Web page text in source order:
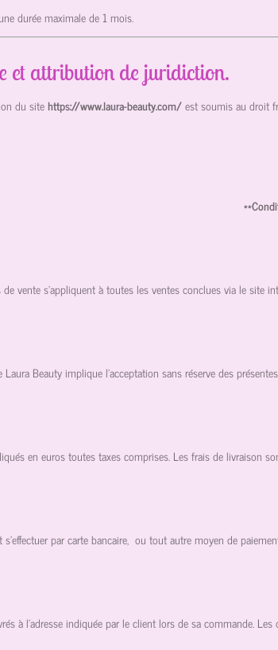
durée maximale de 1mois.
et attribution de juridiction.
du sitehttps://www.laura-beauty.com/est soumis au droit
vente s'appliquent à toutes les ventes conclues via le site
Beauty implique l'acceptation sans réserve des
en euros toutes taxes comprises. Les frais de livraison
par carte bancaire, ou tout autre moyen de
à l'adresse indiquée par le client lors de sa commande.